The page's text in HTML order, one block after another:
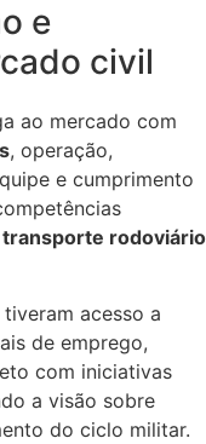
e
civil
ao mercado com
, operação,
e cumprimento
rodoviário
acesso a
de emprego,
com iniciativas
a visão sobre
do ciclo militar.